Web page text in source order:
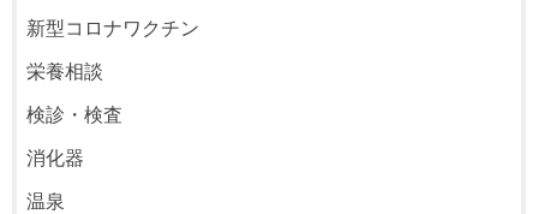
新型コロナワクチン
栄養相談
検診・検査
消化器
温泉